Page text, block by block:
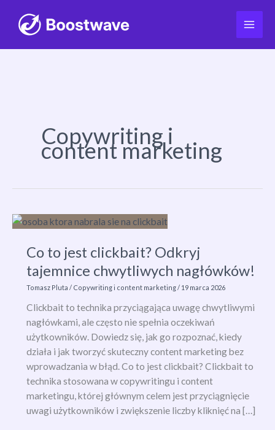
Copywriting i
content marketing
Co to jest clickbait? Odkryj
tajemnice chwytliwych nagłówków!
Tomasz Pluta/ Copywriting i content marketing/ 19 marca 2026
Clickbait to technika przyciągająca uwagę chwytliwymi
nagłówkami, ale często nie spełnia oczekiwań
użytkowników. Dowiedz się, jak go rozpoznać, kiedy
działa i jak tworzyć skuteczny content marketing bez
wprowadzania w błąd. Co to jest clickbait? Clickbait to
technika stosowana w copywritingu i content
marketingu, której głównym celem jest przyciągnięcie
uwagi użytkowników i zwiększenie liczby kliknięć na […]